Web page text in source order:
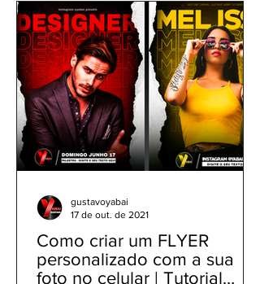
Como criar um FLYER
personalizado com a sua
foto no celular | Tutorial
gustavoyabai
17 de out. de 2021